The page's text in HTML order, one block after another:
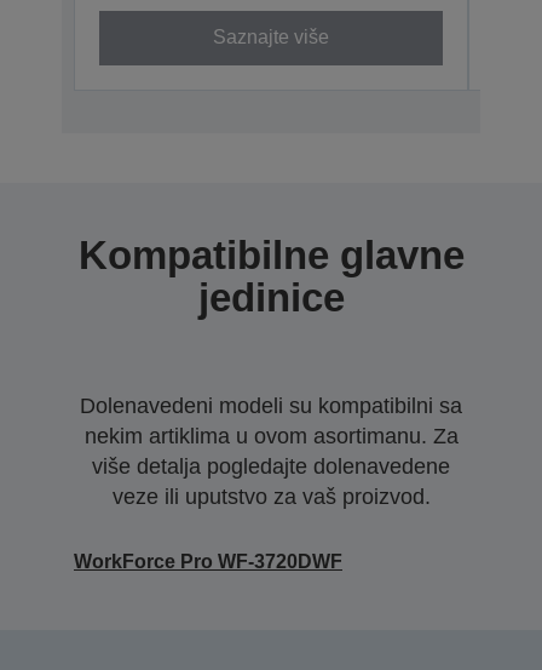
Saznajte više
Kompatibilne glavne
jedinice
Dolenavedeni modeli su kompatibilni sa
nekim artiklima u ovom asortimanu. Za
više detalja pogledajte dolenavedene
veze ili uputstvo za vaš proizvod.
WorkForce Pro WF-3720DWF